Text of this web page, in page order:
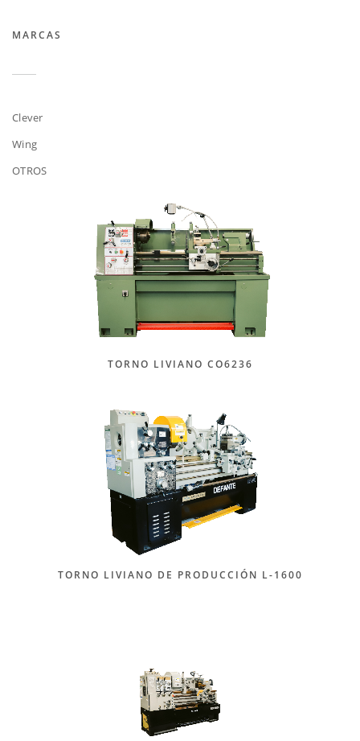
MARCAS
Clever
Wing
OTROS
TORNO LIVIANO CO6236
TORNO LIVIANO DE PRODUCCIÓN L-1600